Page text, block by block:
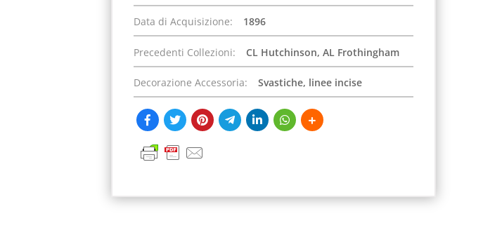
Data di Acquisizione: 1896
Precedenti Collezioni: CL Hutchinson, AL Frothingham
Decorazione Accessoria: Svastiche, linee incise